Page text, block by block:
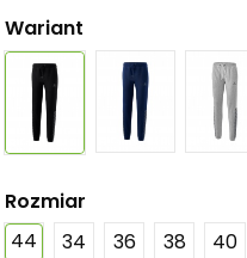
Wariant
Rozmiar
44
34 36 38 40